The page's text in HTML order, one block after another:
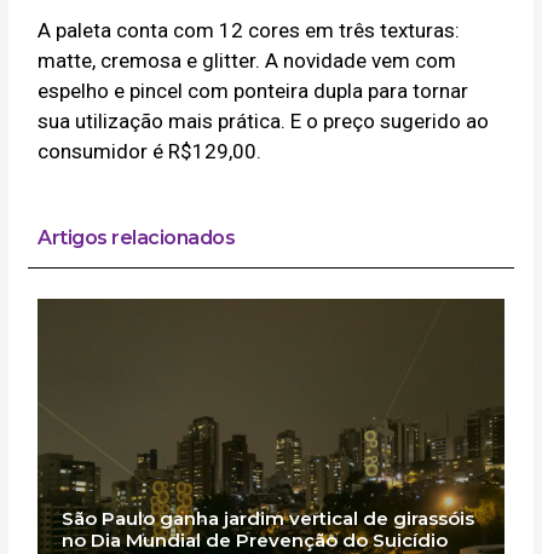
A paleta conta com 12 cores em três texturas:
matte, cremosa e glitter. A novidade vem com
espelho e pincel com ponteira dupla para tornar
sua utilização mais prática. E o preço sugerido ao
consumidor é R$129,00.
Artigos relacionados
São Paulo ganha jardim vertical de girassóis
no Dia Mundial de Prevenção do Suicídio